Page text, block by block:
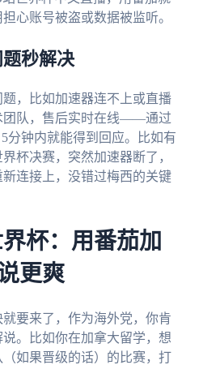
心账号被盗或数据被监听。
秒解决
，比如加速器连不上或直播
团队，售后实时在线——通过
分钟内就能得到回应。比如有
杯决赛，突然加速器断了，
连接上，没错过梅西的关键
杯：用番茄加
更爽
要来了，作为海外党，你肯
。比如你在加拿大留学，想
如果晋级的话）的比赛，打